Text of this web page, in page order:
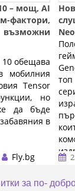
за по-
– мощ, AI
фактори,
10 обещава
мобилния
Tensor
но
да бъде
в
Fly.bg
...…